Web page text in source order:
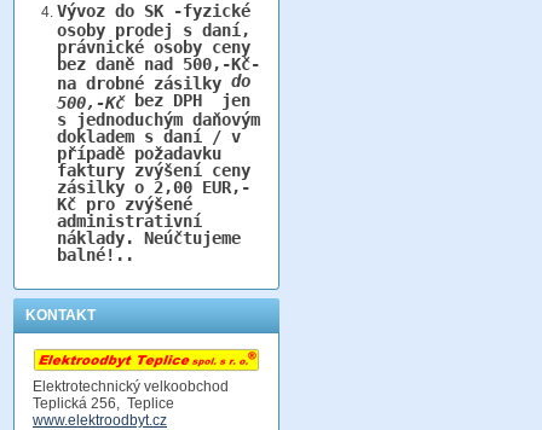
Vývoz do SK -fyzické
osoby prodej s daní,
právnické osoby ceny
bez daně nad 500,-Kč-
na drobné zásilky do
500,-Kčbez DPH jen
s jednoduchým daňovým
dokladem s daní / v
případě požadavku
faktury zvýšení ceny
zásilky o 2,00 EUR,-
Kč pro zvýšené
administrativní
náklady. Neúčtujeme
balné!..
KONTAKT
Elektrotechnický velkoobchod
Teplická 256, Teplice
www.elektroodbyt.cz